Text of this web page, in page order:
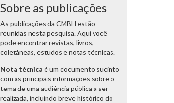
Sobre as publicações
As publicações da CMBH estão
reunidas nesta pesquisa. Aqui você
pode encontrar revistas, livros,
coletâneas, estudos e notas técnicas.
Nota técnica é um documento sucinto
com as principais informações sobre o
tema de uma audiência pública a ser
realizada, incluindo breve histórico do